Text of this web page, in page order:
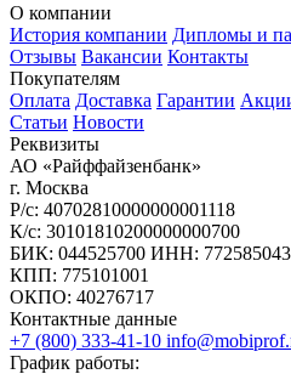
О компании
История компании Дипломы и
Отзывы Вакансии Контакты
Покупателям
Оплата Доставка Гарантии
Статьи Новости
Реквизиты
АО «Райффайзенбанк»
г. Москва
Р/с: 40702810000000001118
К/с: 30101810200000000700
БИК: 044525700 ИНН:
КПП: 775101001
ОКПО: 40276717
Контактные данные
+7 (800) 333-41-10
График работы: